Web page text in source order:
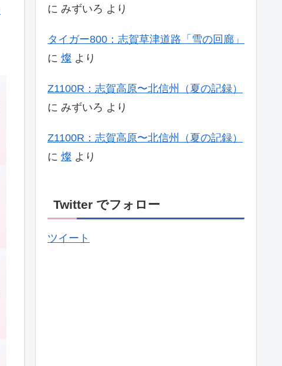
に みずいろ より
タイガー800：志賀草津道路「雪の回廊」
に 燦 より
Z1100R：志賀高原〜北信州（夏の記録）
に みずいろ より
Z1100R：志賀高原〜北信州（夏の記録）
に 燦 より
Twitter でフォロー
ツイート